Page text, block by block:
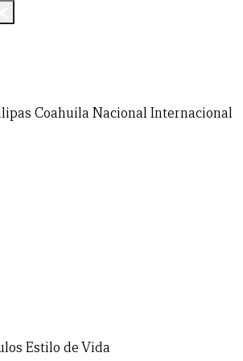
Coahuila NacionalInternacional
Estilo de Vida